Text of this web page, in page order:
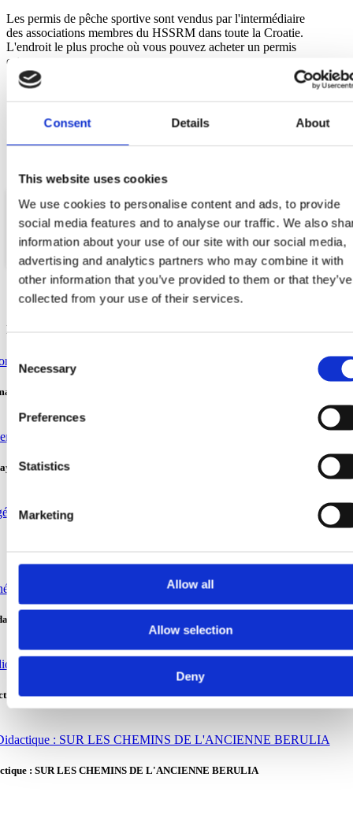
Consent Details About
This website uses cookies
We use cookies to personalise content and ads, to provide
social media features and to analyse our traffic. We also
information about your use of our site with our social media,
advertising and analytics partners who may combine it with
other information that you’ve provided to them or that they’ve
collected from your use of their services.
Selection
Necessary
Preferences
Statistics
Marketing
Allow all
Allow selection
Deny
Les permis de pêche sportive sont vendus par l'intermédiaire
des associations membres du HSSRM dans toute la Croatie.
L'endroit le plus proche où vous pouvez acheter un permis
est :
PŠRD "Arbun"
21300 Makarska
Tél. : +385 21 613 550
Web
Discover more
– gratuite
: Vruja – Là où la montagne s'unit à la mer
la forêt de Pakline sur le mont Biokovo
: Laoute de Napoléon
: SUR LES CHEMINS DE L'ANCIENNE BERULIA